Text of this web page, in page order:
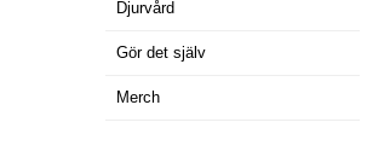
Djurvård
Gör det själv
Merch